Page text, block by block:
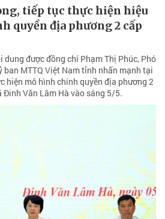
tiếp tục thực hiện hiệu
quyền địa phương 2 cấp
được đồng chí Phạm Thị Phúc, Phó
ban MTTQ Việt Nam tỉnh nhấn mạnh tại
hiện mô hình chính quyền địa phương 2
Đinh Văn Lâm Hà vào sáng 5/5.